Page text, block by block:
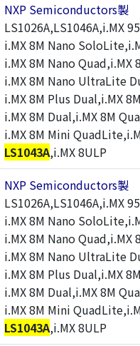
NXP Semiconductors製
LS1026A,LS1046A,i.MX
i.MX 8M Nano
i.MX 8M Nano
i.MX 8M Nano UltraLite
i.MX 8M Plus Dual,i.MX
i.MX 8M Dual,i.MX 8M
i.MX 8M Mini
LS1043A,i.MX 8ULP
NXP Semiconductors製
LS1026A,LS1046A,i.MX
i.MX 8M Nano
i.MX 8M Nano
i.MX 8M Nano UltraLite
i.MX 8M Plus Dual,i.MX
i.MX 8M Dual,i.MX 8M
i.MX 8M Mini
LS1043A,i.MX 8ULP